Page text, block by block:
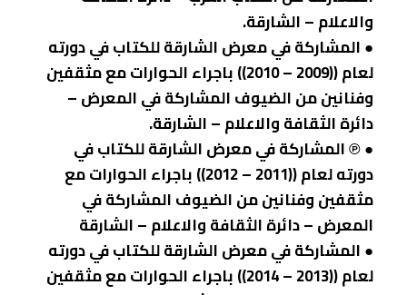
والاعلام – الشارقة.
● المشاركة في معرض الشارقة للكتاب في دورته
لعام ((2009 – 2010)) باجراء الحوارات مع مثقفين
وفنانين من الضيوف المشاركة في المعرض –
دائرة الثقافة والاعلام – الشارقة.
● ℗ المشاركة في معرض الشارقة للكتاب في
دورته لعام ((2011 – 2012)) باجراء الحوارات مع
مثقفين وفنانين من الضيوف المشاركة في
المعرض – دائرة الثقافة والاعلام – الشارقة
● المشاركة في معرض الشارقة للكتاب في دورته
لعام ((2013 – 2014)) باجراء الحوارات مع مثقفين